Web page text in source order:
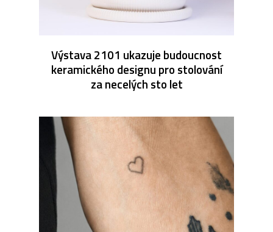
Výstava 2101 ukazuje budoucnost
keramického designu pro stolování
za necelých sto let